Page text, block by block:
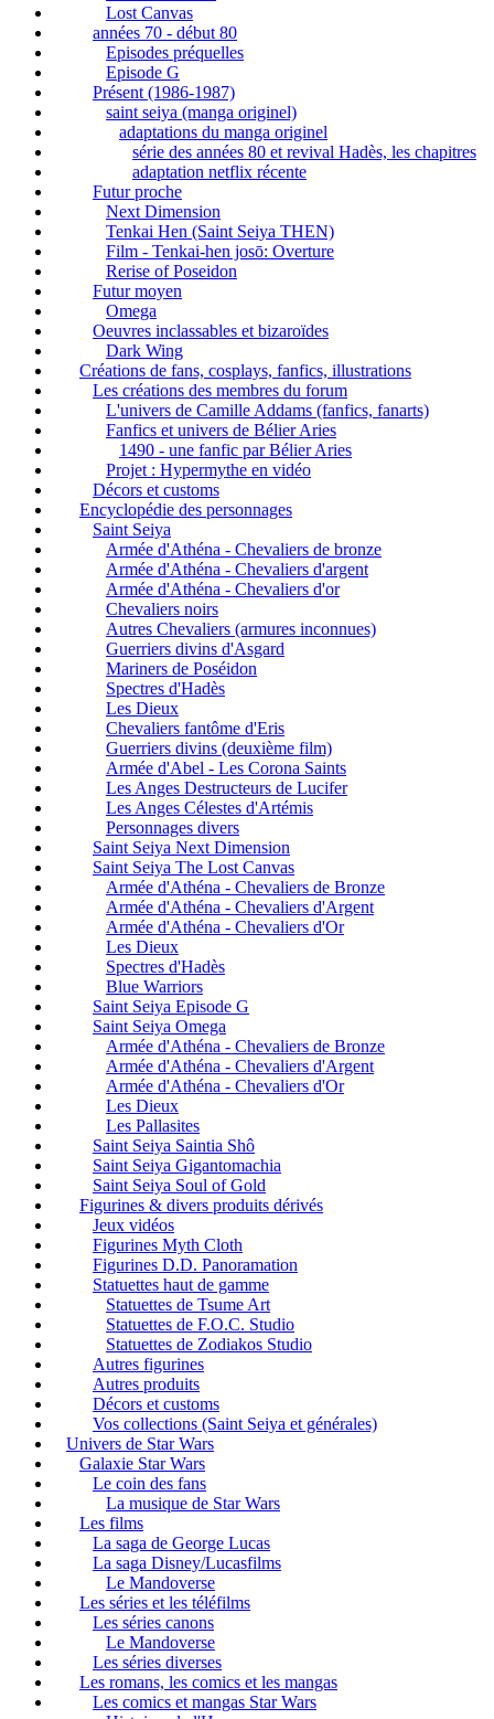
Lost Canvas
années 70 - début 80
Episodes préquelles
Episode G
Présent (1986-1987)
saint seiya (manga originel)
adaptations du manga originel
série des années 80 et revival Hadès, les chapitres
adaptation netflix récente
Futur proche
Next Dimension
Tenkai Hen (Saint Seiya THEN)
Film - Tenkai-hen josō: Overture
Rerise of Poseidon
Futur moyen
Omega
Oeuvres inclassables et bizaroïdes
Dark Wing
Créations de fans, cosplays, fanfics, illustrations
Les créations des membres du forum
L'univers de Camille Addams (fanfics, fanarts)
Fanfics et univers de Bélier Aries
1490 - une fanfic par Bélier Aries
Projet : Hypermythe en vidéo
Décors et customs
Encyclopédie des personnages
Saint Seiya
Armée d'Athéna - Chevaliers de bronze
Armée d'Athéna - Chevaliers d'argent
Armée d'Athéna - Chevaliers d'or
Chevaliers noirs
Autres Chevaliers (armures inconnues)
Guerriers divins d'Asgard
Mariners de Poséidon
Spectres d'Hadès
Les Dieux
Chevaliers fantôme d'Eris
Guerriers divins (deuxième film)
Armée d'Abel - Les Corona Saints
Les Anges Destructeurs de Lucifer
Les Anges Célestes d'Artémis
Personnages divers
Saint Seiya Next Dimension
Saint Seiya The Lost Canvas
Armée d'Athéna - Chevaliers de Bronze
Armée d'Athéna - Chevaliers d'Argent
Armée d'Athéna - Chevaliers d'Or
Les Dieux
Spectres d'Hadès
Blue Warriors
Saint Seiya Episode G
Saint Seiya Omega
Armée d'Athéna - Chevaliers de Bronze
Armée d'Athéna - Chevaliers d'Argent
Armée d'Athéna - Chevaliers d'Or
Les Dieux
Les Pallasites
Saint Seiya Saintia Shô
Saint Seiya Gigantomachia
Saint Seiya Soul of Gold
Figurines & divers produits dérivés
Jeux vidéos
Figurines Myth Cloth
Figurines D.D. Panoramation
Statuettes haut de gamme
Statuettes de Tsume Art
Statuettes de F.O.C. Studio
Statuettes de Zodiakos Studio
Autres figurines
Autres produits
Décors et customs
Vos collections (Saint Seiya et générales)
Univers de Star Wars
Galaxie Star Wars
Le coin des fans
La musique de Star Wars
Les films
La saga de George Lucas
La saga Disney/Lucasfilms
Le Mandoverse
Les séries et les téléfilms
Les séries canons
Le Mandoverse
Les séries diverses
Les romans, les comics et les mangas
Les comics et mangas Star Wars